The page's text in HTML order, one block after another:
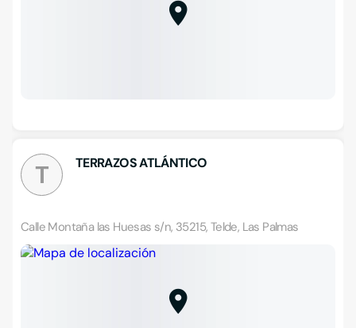
T TERRAZOS ATLÁNTICO
Calle Montaña las Huesas s/n, 35215, Telde, Las Palmas